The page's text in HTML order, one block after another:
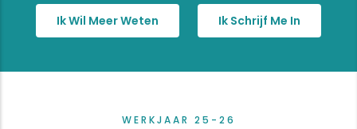
Ik Wil Meer Weten Ik Schrijf Me In
WERKJAAR 25-26